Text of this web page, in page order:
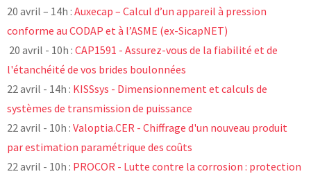
Égalité Femmes/Hommes
Conditions générales de vente
Avis d'achat
20 avril – 14h : Auxecap – Calcul d’un appareil à pression
conforme au CODAP et à l’ASME (ex-SicapNET)
20 avril - 10h : CAP1591 - Assurez-vous de la fiabilité et de
l'étanchéité de vos brides boulonnées
22 avril - 14h : KISSsys - Dimensionnement et calculs de
systèmes de transmission de puissance
22 avril - 10h : Valoptia.CER - Chiffrage d'un nouveau produit
par estimation paramétrique des coûts
22 avril - 10h : PROCOR - Lutte contre la corrosion : protection